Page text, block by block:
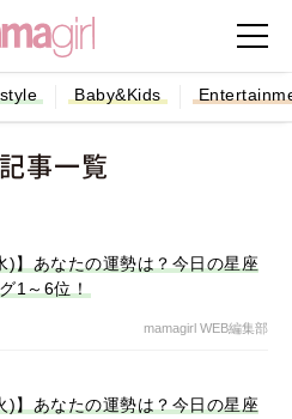
Baby&Kids
事一覧
)】あなたの運勢は？今日の星座
1～6位！
mamagirl WEB編集部
)】あなたの運勢は？今日の星座